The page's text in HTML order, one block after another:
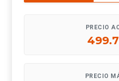
PRECIO
PRECIO